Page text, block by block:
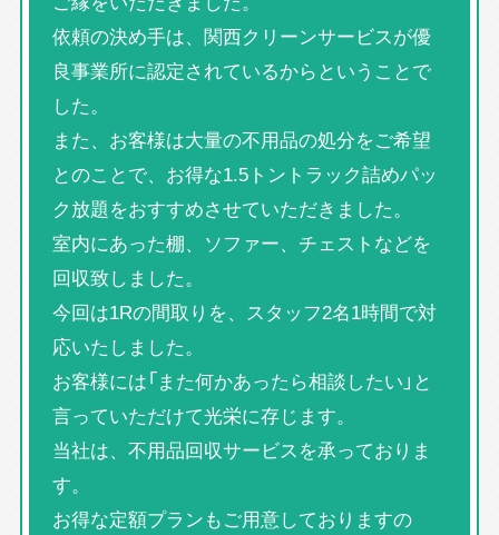
依頼の決め手は、関西クリーンサービスが優
良事業所に認定されているからということで
した。
また、お客様は大量の不用品の処分をご希望
とのことで、お得な1.5トントラック詰めパッ
ク放題をおすすめさせていただきました。
室内にあった棚、ソファー、チェストなどを
回収致しました。
今回は1Rの間取りを、スタッフ2名1時間で対
応いたしました。
お客様には「また何かあったら相談したい」と
言っていただけて光栄に存じます。
当社は、不用品回収サービスを承っておりま
す。
お得な定額プランもご用意しておりますの